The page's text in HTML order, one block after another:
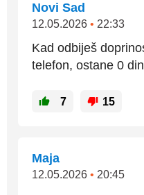
Novi Sad
12.05.2026 • 22:33
Kad odbiješ
telefon, ostane 0
7 15
Маја
12.05.2026 • 20:45